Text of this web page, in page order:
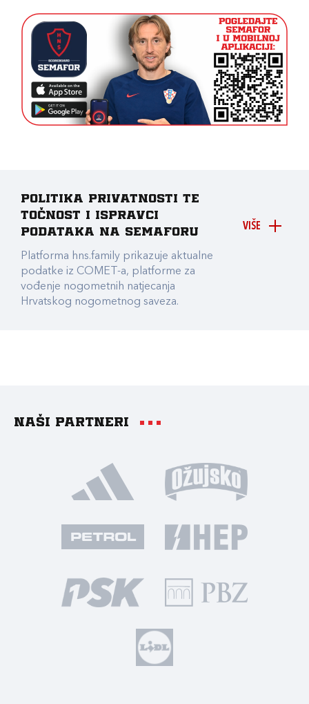
VIŠE
Politika privatnosti te
točnost i ispravci
podataka na Semaforu
Platforma hns.family prikazuje aktualne
podatke iz COMET-a, platforme za
vođenje nogometnih natjecanja
Hrvatskog nogometnog saveza.
Naši partneri